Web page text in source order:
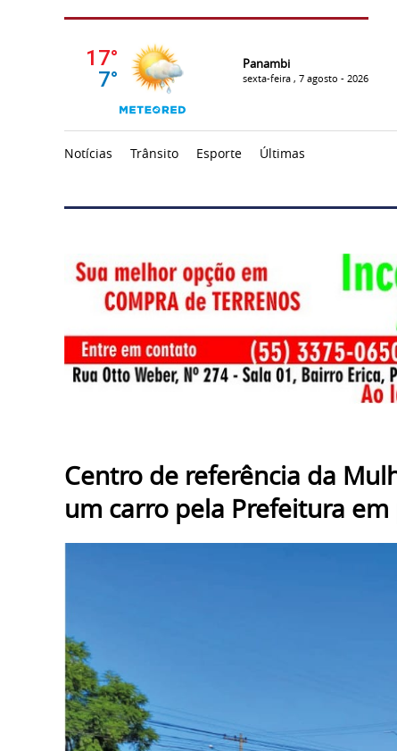
Panambi
sexta-feira , 7 agosto - 2026
Notícias Trânsito Esporte
Últimas
Centro de referência da
um carro pela Prefeitura